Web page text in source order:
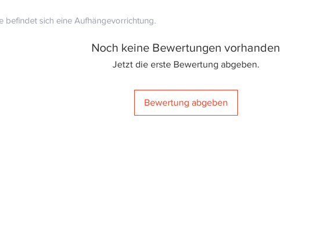
befindet sich eine Aufhängevorrichtung.
Noch keine Bewertungen vorhanden
Jetzt die erste Bewertung abgeben.
Bewertung abgeben